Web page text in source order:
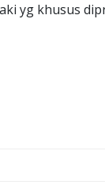
yg khusus